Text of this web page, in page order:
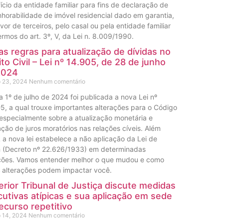
da entidade familiar para fins de declaração de
de imóvel residencial dado em garantia,
de terceiros, pelo casal ou pela entidade familiar
do art. 3º, V, da Lei n. 8.009/1990.
regras para atualização de dívidas no
Civil – Lei nº 14.905, de 28 de junho
23, 2024 Nenhum comentário
1º de julho de 2024 foi publicada a nova Lei nº
a qual trouxe importantes alterações para o Código
sobre a atualização monetária e
de juros moratórios nas relações cíveis. Além
a nova lei estabelece a não aplicação da Lei de
(Decreto nº 22.626/1933) em determinadas
Vamos entender melhor o que mudou e como
alterações podem impactar você.
Tribunal de Justiça discute medidas
atípicas e sua aplicação em sede
repetitivo
14, 2024 Nenhum comentário